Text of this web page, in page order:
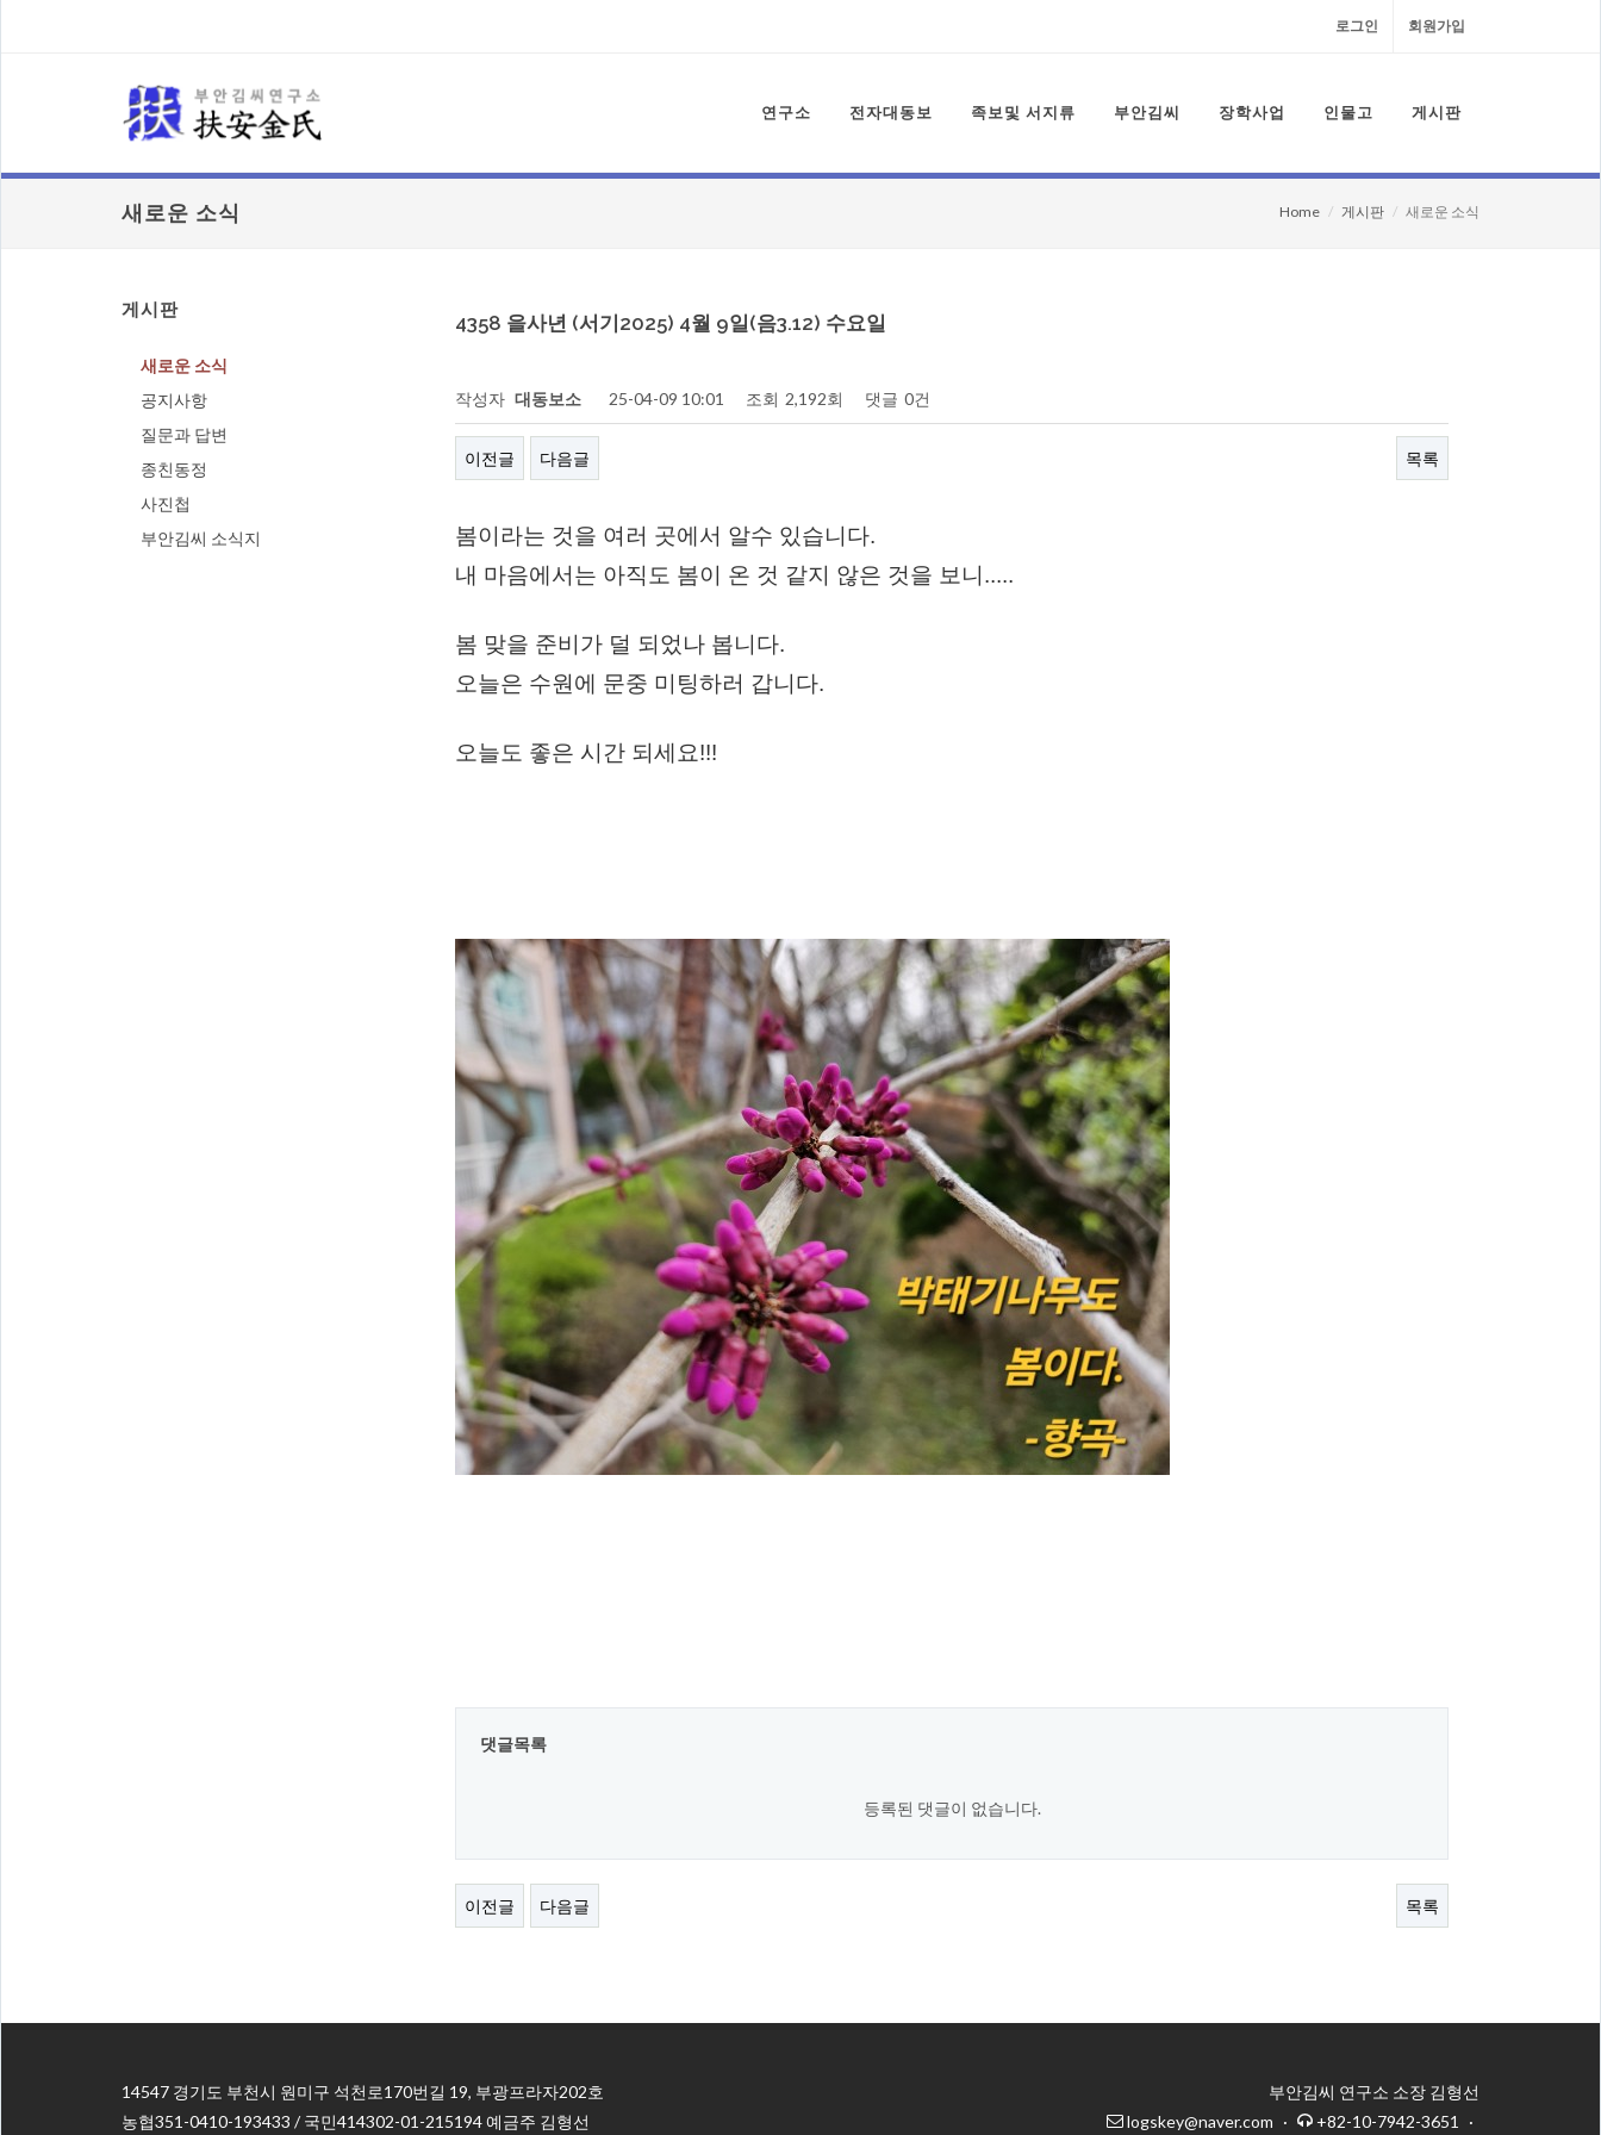
로그인 회원가입
연구소 전자대동보 족보및 서지류 부안김씨 장학사업 인물고 게시판
새로운 소식 Home 게시판 새로운 소식
4358 을사년 (서기2025) 4월 9일(음3.12) 수요일
작성자 대동보소 25-04-09 10:01 조회 2,192회 댓글 0건
이전글 다음글 목록
봄이라는 것을 여러 곳에서 알수 있습니다.
내 마음에서는 아직도 봄이 온 것 같지 않은 것을 보니.....
봄 맞을 준비가 덜 되었나 봅니다.
오늘은 수원에 문중 미팅하러 갑니다.
오늘도 좋은 시간 되세요!!!
댓글목록
등록된 댓글이 없습니다.
이전글 다음글 목록
게시판
새로운 소식
공지사항
질문과 답변
종친동정
사진첩
부안김씨 소식지
14547 경기도 부천시 원미구 석천로170번길 19, 부광프라자202호
농협351-0410-193433 / 국민414302-01-215194 예금주 김형선
부안김씨 연구소 소장 김형선
logskey@naver.com · +82-10-7942-3651 ·